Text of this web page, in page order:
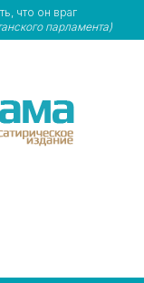
что он враг
парламента)